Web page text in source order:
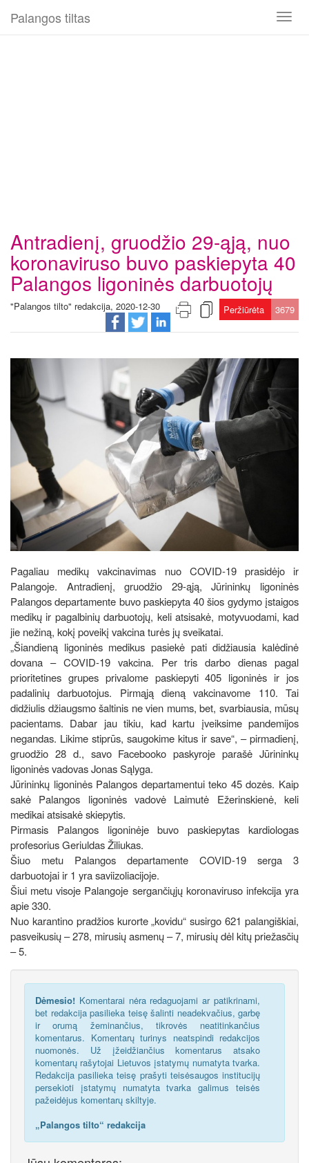
Toggle
Palangos tiltas
Antradienį, gruodžio 29-ąją, nuo
koronaviruso buvo paskiepyta 40
Palangos ligoninės darbuotojų
"Palangos tilto" redakcija, 2020-12-30 Peržiūrėta 3679
Pagaliau medikų vakcinavimas nuo COVID-19 prasidėjo ir
Palangoje. Antradienį, gruodžio 29-ąją, Jūrininkų ligoninės
Palangos departamente buvo paskiepyta 40 šios gydymo įstaigos
medikų ir pagalbinių darbuotojų, keli atsisakė, motyvuodami, kad
jie nežiną, kokį poveikį vakcina turės jų sveikatai.
„Šiandieną ligoninės medikus pasiekė pati didžiausia kalėdinė
dovana – COVID-19 vakcina. Per tris darbo dienas pagal
prioritetines grupes privalome paskiepyti 405 ligoninės ir jos
padalinių darbuotojus. Pirmąją dieną vakcinavome 110. Tai
didžiulis džiaugsmo šaltinis ne vien mums, bet, svarbiausia, mūsų
pacientams. Dabar jau tikiu, kad kartu įveiksime pandemijos
negandas. Likime stiprūs, saugokime kitus ir save“, – pirmadienį,
gruodžio 28 d., savo Facebooko paskyroje parašė Jūrininkų
ligoninės vadovas Jonas Sąlyga.
Jūrininkų ligoninės Palangos departamentui teko 45 dozės. Kaip
sakė Palangos ligoninės vadovė Laimutė Ežerinskienė, keli
medikai atsisakė skiepytis.
Pirmasis Palangos ligoninėje buvo paskiepytas kardiologas
profesorius Geriuldas Žiliukas.
Šiuo metu Palangos departamente COVID-19 serga 3
darbuotojai ir 1 yra saviizoliacijoje.
Šiui metu visoje Palangoje sergančiųjų koronaviruso infekcija yra
apie 330.
Nuo karantino pradžios kurorte „kovidu“ susirgo 621 palangiškiai,
pasveikusių – 278, mirusių asmenų – 7, mirusių dėl kitų priežasčių
– 5.
Dėmesio! Komentarai nėra redaguojami ar patikrinami,
bet redakcija pasilieka teisę šalinti neadekvačius, garbę
ir orumą žeminančius, tikrovės neatitinkančius
komentarus. Komentarų turinys neatspindi redakcijos
nuomonės. Už įžeidžiančius komentarus atsako
komentarų rašytojai Lietuvos įstatymų numatyta tvarka.
Redakcija pasilieka teisę prašyti teisėsaugos institucijų
persekioti įstatymų numatyta tvarka galimus teisės
pažeidėjus komentarų skiltyje.
„Palangos tilto“ redakcija